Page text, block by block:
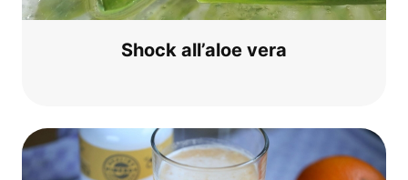
Shock all’a­loe vera